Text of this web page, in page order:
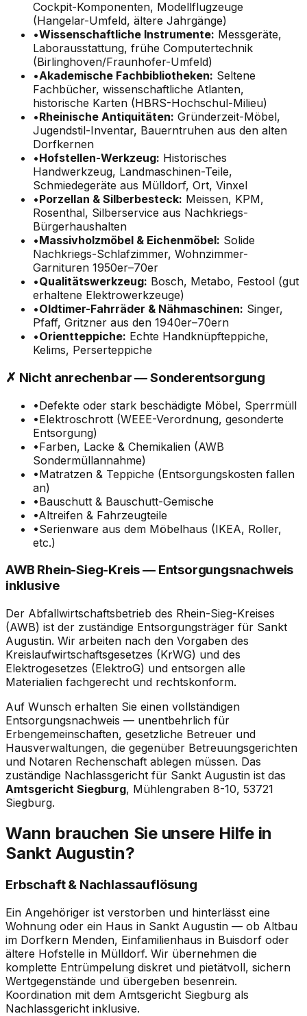
Cockpit-Komponenten, Modellflugzeuge
(Hangelar-Umfeld, ältere Jahrgänge)
•Wissenschaftliche Instrumente: Messgeräte,
Laborausstattung, frühe Computertechnik
(Birlinghoven/Fraunhofer-Umfeld)
•Akademische Fachbibliotheken: Seltene
Fachbücher, wissenschaftliche Atlanten,
historische Karten (HBRS-Hochschul-Milieu)
•Rheinische Antiquitäten: Gründerzeit-Möbel,
Jugendstil-Inventar, Bauerntruhen aus den alten
Dorfkernen
•Hofstellen-Werkzeug: Historisches
Handwerkzeug, Landmaschinen-Teile,
Schmiedegeräte aus Mülldorf, Ort, Vinxel
•Porzellan & Silberbesteck: Meissen, KPM,
Rosenthal, Silberservice aus Nachkriegs-
Bürgerhaushalten
•Massivholzmöbel & Eichenmöbel: Solide
Nachkriegs-Schlafzimmer, Wohnzimmer-
Garnituren 1950er–70er
•Qualitätswerkzeug: Bosch, Metabo, Festool (gut
erhaltene Elektrowerkzeuge)
•Oldtimer-Fahrräder & Nähmaschinen: Singer,
Pfaff, Gritzner aus den 1940er–70ern
•Orientteppiche: Echte Handknüpfteppiche,
Kelims, Perserteppiche
✗ Nicht anrechenbar — Sonderentsorgung
•Defekte oder stark beschädigte Möbel, Sperrmüll
•Elektroschrott (WEEE-Verordnung, gesonderte
Entsorgung)
•Farben, Lacke & Chemikalien (AWB
Sondermüllannahme)
•Matratzen & Teppiche (Entsorgungskosten fallen
an)
•Bauschutt & Bauschutt-Gemische
•Altreifen & Fahrzeugteile
•Serienware aus dem Möbelhaus (IKEA, Roller,
etc.)
AWB Rhein-Sieg-Kreis — Entsorgungsnachweis
inklusive
Der Abfallwirtschaftsbetrieb des Rhein-Sieg-Kreises
(AWB) ist der zuständige Entsorgungsträger für Sankt
Augustin. Wir arbeiten nach den Vorgaben des
Kreislaufwirtschaftsgesetzes (KrWG) und des
Elektrogesetzes (ElektroG) und entsorgen alle
Materialien fachgerecht und rechtskonform.
Auf Wunsch erhalten Sie einen vollständigen
Entsorgungsnachweis — unentbehrlich für
Erbengemeinschaften, gesetzliche Betreuer und
Hausverwaltungen, die gegenüber Betreuungsgerichten
und Notaren Rechenschaft ablegen müssen. Das
zuständige Nachlassgericht für Sankt Augustin ist das
Amtsgericht Siegburg, Mühlengraben 8-10, 53721
Siegburg.
Wann brauchen Sie unsere Hilfe in
Sankt Augustin?
Erbschaft & Nachlassauflösung
Ein Angehöriger ist verstorben und hinterlässt eine
Wohnung oder ein Haus in Sankt Augustin — ob Altbau
im Dorfkern Menden, Einfamilienhaus in Buisdorf oder
ältere Hofstelle in Mülldorf. Wir übernehmen die
komplette Entrümpelung diskret und pietätvoll, sichern
Wertgegenstände und übergeben besenrein.
Koordination mit dem Amtsgericht Siegburg als
Nachlassgericht inklusive.